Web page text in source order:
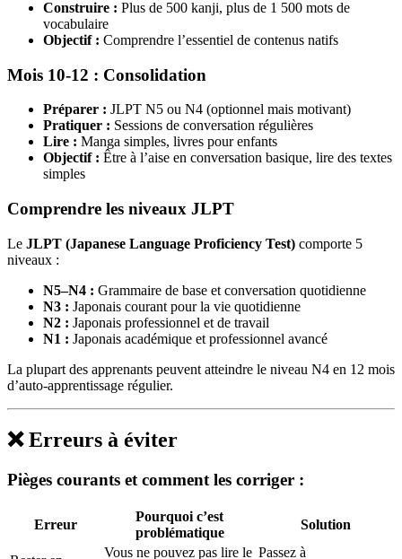
Construire : Plus de 500 kanji, plus de 1 500 mots de
vocabulaire
Objectif : Comprendre l’essentiel de contenus natifs
Mois 10-12 : Consolidation
Préparer : JLPT N5 ou N4 (optionnel mais motivant)
Pratiquer : Sessions de conversation régulières
Lire : Manga simples, livres pour enfants
Objectif : Être à l’aise en conversation basique, lire des textes
simples
Comprendre les niveaux JLPT
Le JLPT (Japanese Language Proficiency Test) comporte 5
niveaux :
N5–N4 : Grammaire de base et conversation quotidienne
N3 : Japonais courant pour la vie quotidienne
N2 : Japonais professionnel et de travail
N1 : Japonais académique et professionnel avancé
La plupart des apprenants peuvent atteindre le niveau N4 en 12 mois
d’auto-apprentissage régulier.
❌ Erreurs à éviter
Pièges courants et comment les corriger :
Erreur
Pourquoi c’est
problématique
Solution
Vous ne pouvez pas lire le Passez à